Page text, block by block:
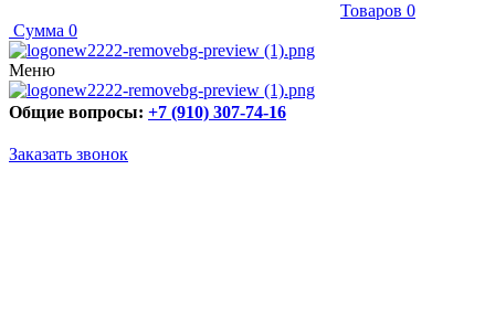
Товаров 0
Сумма 0
Меню
Общие вопросы: +7 (910) 307-74-16
Заказать звонок